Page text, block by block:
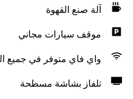
آلة صنع القهوة
موقف سيارات مجاني
واي فاي متوفر في جميع
تلفاز بشاشة مسطحة